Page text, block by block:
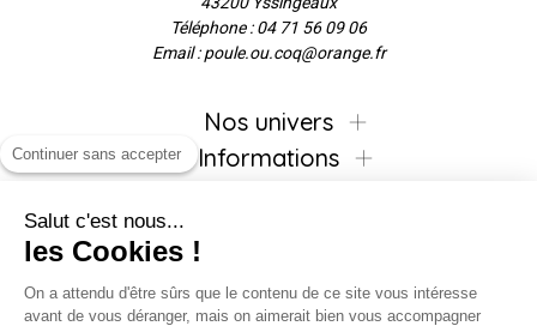
Téléphone : 04 71 56 09 06
Email : poule.ou.coq@orange.fr
Nos univers
Informations
Inscrivez-vous à la newsletter !
Continuer sans accepter
Salut c'est nous...
les Cookies !
On a attendu d'être sûrs que le contenu de ce site vous intéresse
avant de vous déranger, mais on aimerait bien vous accompagner